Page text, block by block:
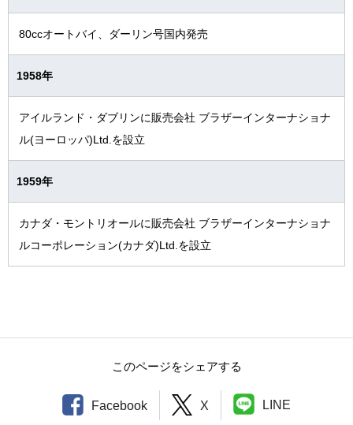
80ccオートバイ、ダーリン号国内発売
1958年
アイルランド・ダブリンに販売会社 ブラザーインターナショナ
ル(ヨーロッパ)Ltd.を設立
1959年
カナダ・モントリオールに販売会社 ブラザーインターナショナ
ルコーポレーション(カナダ)Ltd.を設立
このページをシェアする
Facebook X LINE